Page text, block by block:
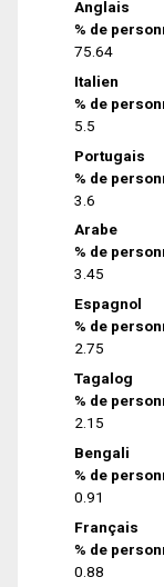
Anglais
% de
75.64
Italien
% de
5.5
Portugais
% de
3.6
Arabe
% de
3.45
Espagnol
% de
2.75
Tagalog
% de
2.15
Bengali
% de
0.91
Français
% de
0.88